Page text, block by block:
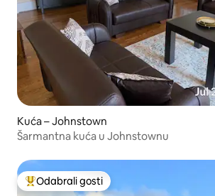
Kuća – Johnstown
Šarmantna kuća u Johnstownu
Među najviše rangiranima s oznakom
Odabrali gosti